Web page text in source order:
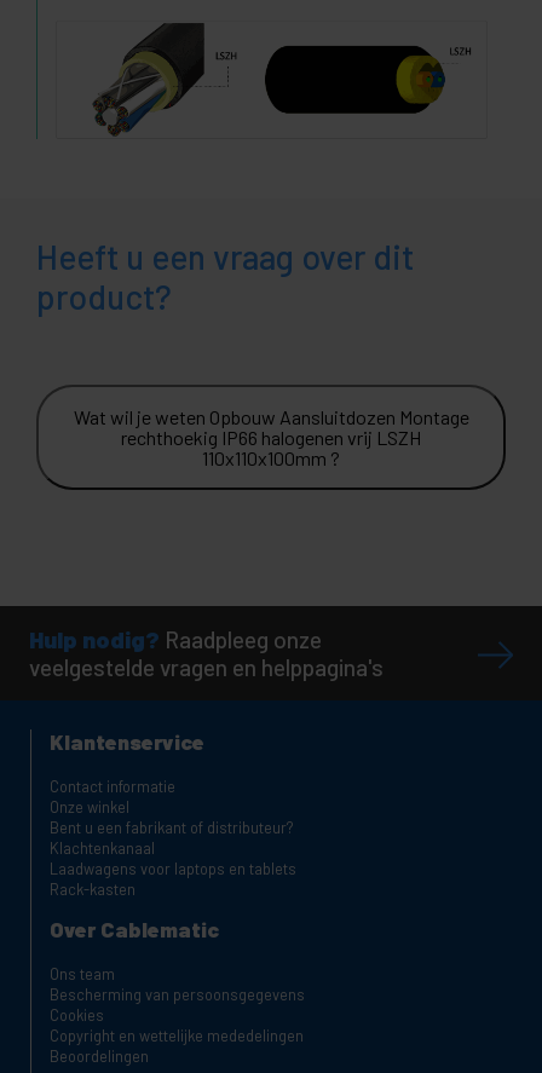
Heeft u een vraag over dit
product?
Wat wil je weten Opbouw Aansluitdozen Montage
rechthoekig IP66 halogenen vrij LSZH
110x110x100mm ?
Hulp nodig? Raadpleeg onze
veelgestelde vragen en helppagina's
Klantenservice
Contact informatie
Onze winkel
Bent u een fabrikant of distributeur?
Klachtenkanaal
Laadwagens voor laptops en tablets
Rack-kasten
Over Cablematic
Ons team
Bescherming van persoonsgegevens
Cookies
Copyright en wettelijke mededelingen
Beoordelingen